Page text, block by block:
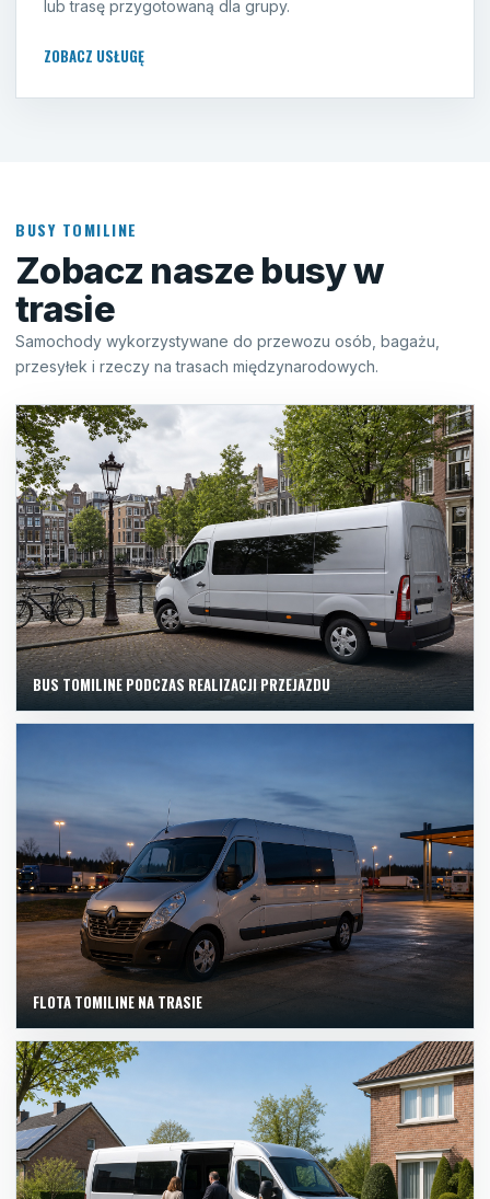
lub trasę przygotowaną dla grupy.
ZOBACZ USŁUGĘ
BUSY TOMILINE
Zobacz nasze busy w
trasie
Samochody wykorzystywane do przewozu osób, bagażu,
przesyłek i rzeczy na trasach międzynarodowych.
BUS TOMILINE PODCZAS REALIZACJI PRZEJAZDU
FLOTA TOMILINE NA TRASIE